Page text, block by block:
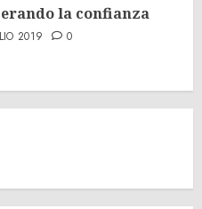
la confianza
2019 0